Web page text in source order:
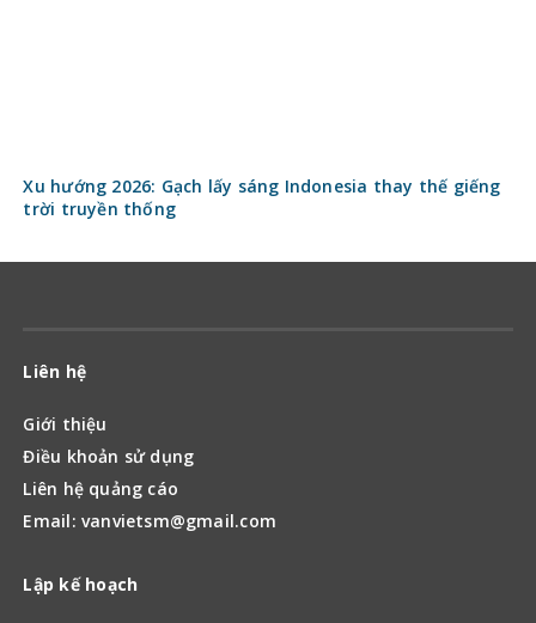
Xu hướng 2026: Gạch lấy sáng Indonesia thay thế giếng
trời truyền thống
Liên hệ
Giới thiệu
Điều khoản sử dụng
Liên hệ quảng cáo
Email: vanvietsm@gmail.com
Lập kế hoạch